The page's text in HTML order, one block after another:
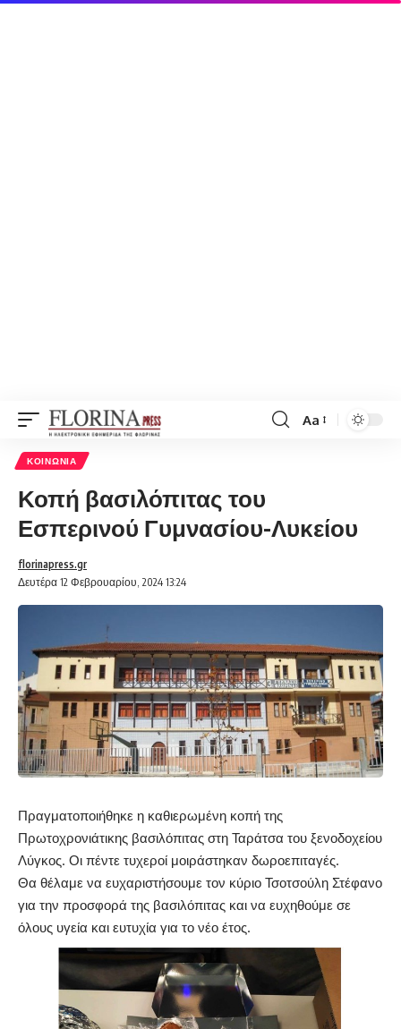
Font
Aa
ΚΟΙΝΩΝΊΑ
Κοπή βασιλόπιτας του
Εσπερινού Γυμνασίου-Λυκείου
Δευτέρα 12 Φεβρουαρίου, 2024 13:24
florinapress.gr
Πραγματοποιήθηκε η καθιερωμένη κοπή της
Πρωτοχρονιάτικης βασιλόπιτας στη Ταράτσα του ξενοδοχείου
Λύγκος. Οι πέντε τυχεροί μοιράστηκαν δωροεπιταγές.
Θα θέλαμε να ευχαριστήσουμε τον κύριο Τσοτσούλη Στέφανο
για την προσφορά της βασιλόπιτας και να ευχηθούμε σε
όλους υγεία και ευτυχία για το νέο έτος.